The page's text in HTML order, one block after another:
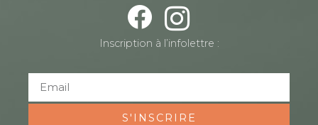
Inscription à l’infolettre :
S'INSCRIRE